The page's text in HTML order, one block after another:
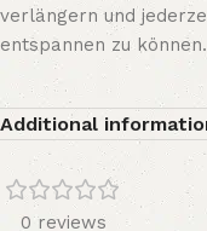
verlängern und
entspannen zu können.
Additional
0 reviews